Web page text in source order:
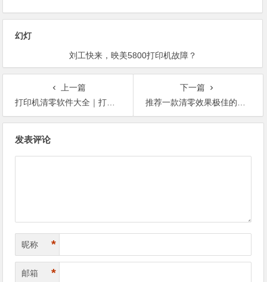
幻灯
刘工快来，映美5800打印机故障？
上一篇
打印机清零软件大全｜打印机清零软件下载｜打印机清零软件合集
下一篇
推荐一款清零效果极佳的Win7打印机清零软件
发表评论
昵称 *
邮箱 *